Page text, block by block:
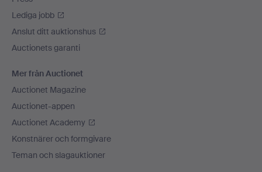
Lediga jobb
Anslut ditt auktionshus
Auctionets garanti
Mer från Auctionet
Auctionet Magazine
Auctionet-appen
Auctionet Academy
Konstnärer och formgivare
Teman och slagauktioner